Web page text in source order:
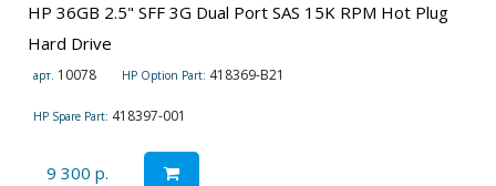
HP 36GB 2.5" SFF 3G Dual Port SAS 15K RPM Hot Plug
Hard Drive
арт. 10078 HP Option Part: 418369-B21
HP Spare Part: 418397-001
9 300 р.